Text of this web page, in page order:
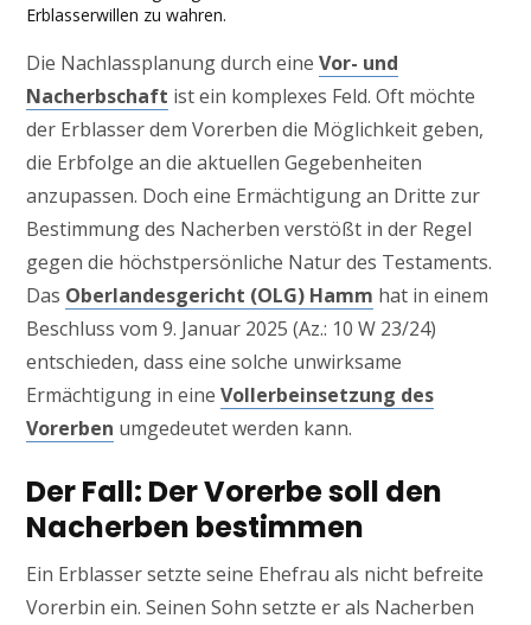
Erblasserwillen zu wahren.
Die Nachlassplanung durch eineVor- und
Nacherbschaft ist ein komplexes Feld. Oft möchte
der Erblasser dem Vorerben die Möglichkeit geben,
die Erbfolge an die aktuellen Gegebenheiten
anzupassen. Doch eine Ermächtigung an Dritte zur
Bestimmung des Nacherben verstößt in der Regel
gegen die höchstpersönliche Natur des Testaments.
Das Oberlandesgericht (OLG) Hamm hat in einem
Beschluss vom 9. Januar 2025 (Az.: 10 W 23/24)
entschieden, dass eine solche unwirksame
Ermächtigung in eineVollerbeinsetzung des
Vorerben umgedeutet werden kann.
Der Fall: Der Vorerbe soll den
Nacherben bestimmen
Ein Erblasser setzte seine Ehefrau als nicht befreite
Vorerbin ein. Seinen Sohn setzte er als Nacherben